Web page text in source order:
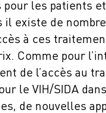
pour les patients
il existe de
à ces
Comme pour
de l’accès au
le VIH/SIDA
de nouvelles